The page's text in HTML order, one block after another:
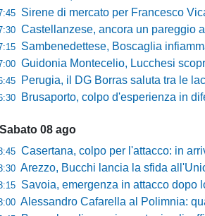
Sirene di mercato per Francesco Vicari: il
Castellanzese, ancora un pareggio a reti bianche:
Sambenedettese, Boscaglia infiamma la piazza alla presentazione: «Senza di
Guidonia Montecelio, Lucchesi scopre le carte sul mercato:
Perugia, il DG Borras saluta tra le lacrime: «Chiedo scusa a
Brusaporto, colpo d'esperienza in difesa:
Sabato 08 ago
Casertana, colpo per l'attacco: in arrivo
Arezzo, Bucchi lancia la sfida all'Union Brescia: «Loro più avanti di
Savoia, emergenza in attacco dopo lo stop di
Alessandro Cafarella al Polimnia: